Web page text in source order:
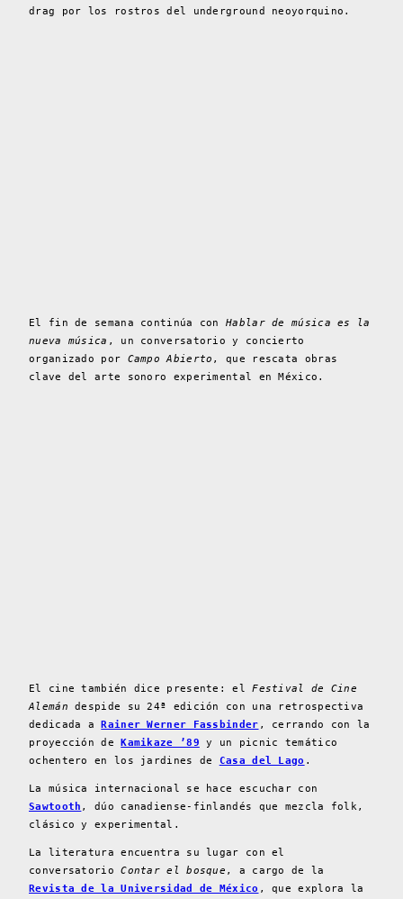
drag por los rostros del underground neoyorquino.
El fin de semana continúa con Hablar de música es la
nueva música , un conversatorio y concierto
organizado por Campo Abierto , que rescata obras
clave del arte sonoro experimental en México.
El cine también dice presente: elFestival de Cine
Alemán despide su 24ª edición con una retrospectiva
dedicada aRainer Werner Fassbinder , cerrando con la
proyección deKamikaze ’89 y un picnic temático
ochentero en los jardines de Casa del Lago .
La música internacional se hace escuchar con
Sawtooth , dúo canadiense-finlandés que mezcla folk,
clásico y experimental.
La literatura encuentra su lugar con el
conversatorioContar el bosque , a cargo de la
Revista de la Universidad de México , que explora la